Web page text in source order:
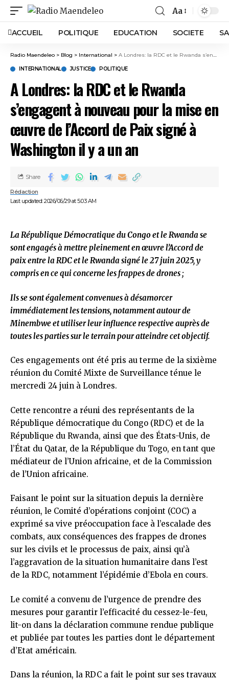
Aa
ACCUEIL POLITIQUE EDUCATION SOCIETE
Radio Maendeleo > Blog > International > A Londres: la RDC et le Rwanda s’engagent à nouveau pour la mise en œuvre de l’Accord de Paix signé à Washington il y a un an
INTERNATIONAL JUSTICE POLITIQUE
A Londres: la RDC et le Rwanda
s’engagent à nouveau pour la mise en
œuvre de l’Accord de Paix signé à
Washington il y a un an
Last updated: 2026/06/29 at 5:03 AM
Rédaction
Share
La République Démocratique du Congo et le Rwanda se
sont engagés à mettre pleinement en œuvre l’Accord de
paix entre la RDC et le Rwanda signé le 27 juin 2025, y
compris en ce qui concerne les frappes de drones ;
Ils se sont également convenues à désamorcer
immédiatement les tensions, notamment autour de
Minembwe et utiliser leur influence respective auprès de
toutes les parties sur le terrain pour atteindre cet objectif.
Ces engagements ont été pris au terme de la sixième
réunion du Comité Mixte de Surveillance ténue le
mercredi 24 juin à Londres.
Cette rencontre a réuni des représentants de la
République démocratique du Congo (RDC) et de la
République du Rwanda, ainsi que des États-Unis, de
l’État du Qatar, de la République du Togo, en tant que
médiateur de l’Union africaine, et de la Commission
de l’Union africaine.
Faisant le point sur la situation depuis la dernière
réunion, le Comité d’opérations conjoint (COC) a
exprimé sa vive préoccupation face à l’escalade des
combats, aux conséquences des frappes de drones
sur les civils et le processus de paix, ainsi qu’à
l’aggravation de la situation humanitaire dans l’est
de la RDC, notamment l’épidémie d’Ebola en cours.
Le comité a convenu de l’urgence de prendre des
mesures pour garantir l’efficacité du cessez-le-feu,
lit-on dans la déclaration commune rendue publique
et publiée par toutes les parties dont le département
d’Etat américain.
Dans la réunion, la RDC a fait le point sur ses travaux